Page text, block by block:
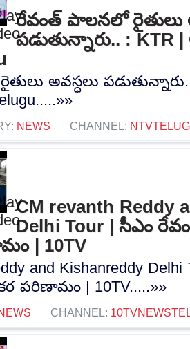
రేవంత్ పాలనలో రైతులు
పడుతున్నారు.. : KTR
అవస్ధలు
NEWS CHANNEL:
CM revanth Reddy
Delhi Tour | సీఎం
| 10TV
and Kishanreddy
పరిణామం | 10TV.....»»
CHANNEL: